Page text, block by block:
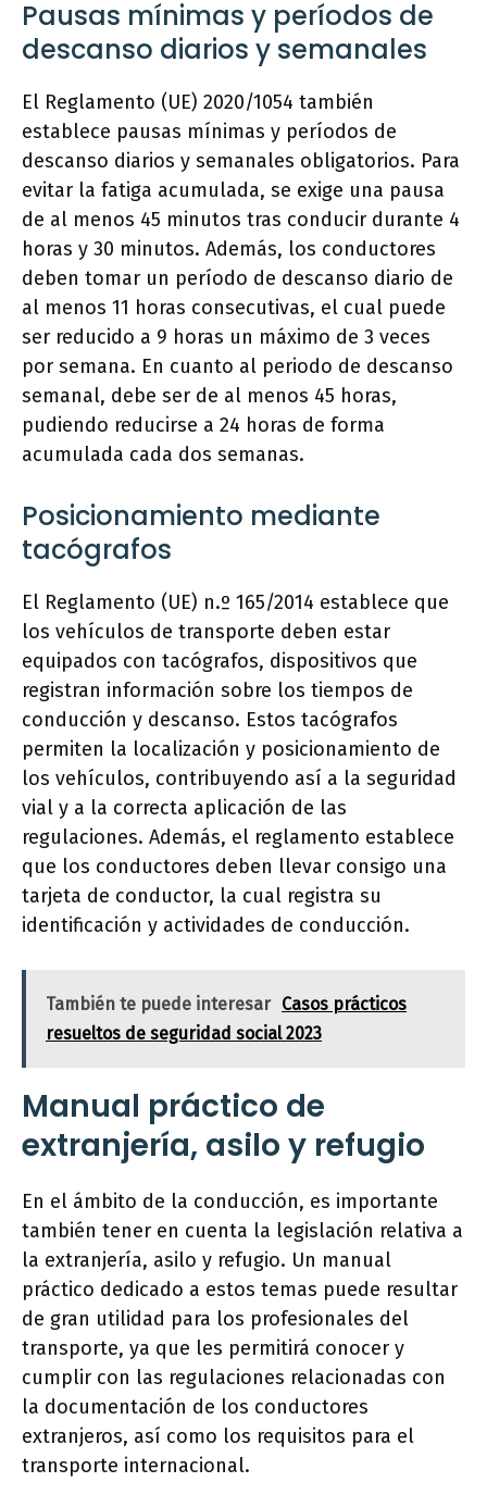
Pausas mínimas y períodos de
descanso diarios y semanales
El Reglamento (UE) 2020/1054 también
establece pausas mínimas y períodos de
descanso diarios y semanales obligatorios. Para
evitar la fatiga acumulada, se exige una pausa
de al menos 45 minutos tras conducir durante 4
horas y 30 minutos. Además, los conductores
deben tomar un período de descanso diario de
al menos 11 horas consecutivas, el cual puede
ser reducido a 9 horas un máximo de 3 veces
por semana. En cuanto al periodo de descanso
semanal, debe ser de al menos 45 horas,
pudiendo reducirse a 24 horas de forma
acumulada cada dos semanas.
Posicionamiento mediante
tacógrafos
El Reglamento (UE) n.º 165/2014 establece que
los vehículos de transporte deben estar
equipados con tacógrafos, dispositivos que
registran información sobre los tiempos de
conducción y descanso. Estos tacógrafos
permiten la localización y posicionamiento de
los vehículos, contribuyendo así a la seguridad
vial y a la correcta aplicación de las
regulaciones. Además, el reglamento establece
que los conductores deben llevar consigo una
tarjeta de conductor, la cual registra su
identificación y actividades de conducción.
También te puede interesar Casos prácticos
resueltos de seguridad social 2023
Manual práctico de
extranjería, asilo y refugio
En el ámbito de la conducción, es importante
también tener en cuenta la legislación relativa a
la extranjería, asilo y refugio. Un manual
práctico dedicado a estos temas puede resultar
de gran utilidad para los profesionales del
transporte, ya que les permitirá conocer y
cumplir con las regulaciones relacionadas con
la documentación de los conductores
extranjeros, así como los requisitos para el
transporte internacional.